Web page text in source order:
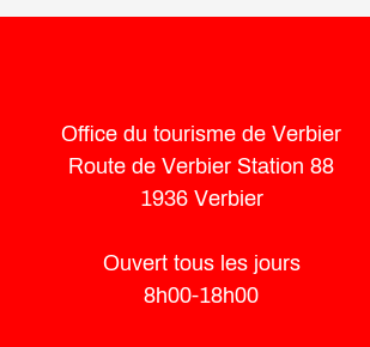
Office du tourisme de Verbier
Route de Verbier Station 88
1936 Verbier
Ouvert tous les jours
8h00-18h00